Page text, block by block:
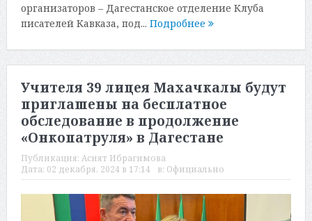
организаторов – Дагестанское отделение Клуба
писателей Кавказа, под... Подробнее
Учителя 39 лицея Махачкалы будут
приглашены на бесплатное
обследование в продолжение
«Онкопатруля» в Дагестане
Публикация: Асият Ибрагимова
Дата: 02 декабря, 2024 в 17:14 в: Официально